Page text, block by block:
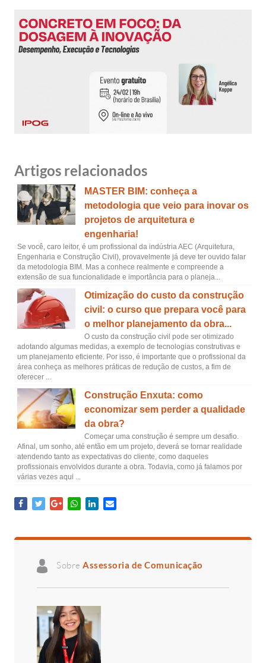
Artigos relacionados
MASTER BIM: conheça a
metodologia que veio para inovar os
projetos de arquitetura e
engenharia!
Se você, caro leitor, é um profissional da indústria AEC (Arquitetura,
Engenharia e Construção Civil), provavelmente já deve ter ouvido falar
da metodologia BIM. Mas a conhece realmente e compreende a
extensão de sua funcionalidade e importância para o planeja...
Otimização do custo da construção
civil: o curso que prepara você para
o melhor planejamento da obra...
O custo da construção civil pode ser otimizado
adotando algumas medidas, a exemplo de tecnologias construtivas e
um planejamento eficiente. Por isso, é importante que o profissional da
área conheça as melhores práticas de redução de custos, a fim de
oferecer ...
Construção Enxuta: como
economizar sem perder a qualidade
da obra?
Começar uma construção é sempre um desafio.
Afinal, um sonho, até então em um projeto, deverá se tornar realidade
atendendo tanto as expectativas do cliente, como daqueles
profissionais envolvidos durante a obra. Todavia, como já falamos por
várias vezes aqui ...
Sobre Assessoria de Comunicação